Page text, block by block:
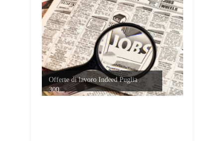
Offerte di lavoro Indeed Puglia
300...